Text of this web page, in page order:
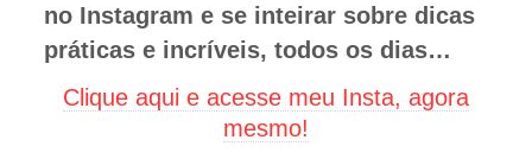
no Instagram e se inteirar sobre dicas
práticas e incríveis, todos os dias…
Clique aqui e acesse meu Insta, agora
mesmo!